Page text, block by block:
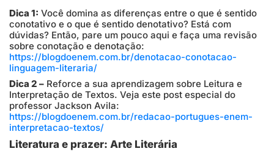
Dica 1: Você domina as diferenças entre o que é sentido
conotativo e o que é sentido denotativo? Está com
dúvidas? Então, pare um pouco aqui e faça uma revisão
sobre conotação e denotação:
https://blogdoenem.com.br/denotacao-conotacao-
linguagem-literaria/
Dica 2 – Reforce a sua aprendizagem sobre Leitura e
Interpretação de Textos. Veja este post especial do
professor Jackson Avila:
https://blogdoenem.com.br/redacao-portugues-enem-
interpretacao-textos/
Literatura e prazer: Arte Literária